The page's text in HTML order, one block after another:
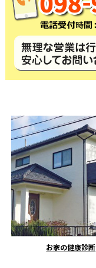
お家の健康診断